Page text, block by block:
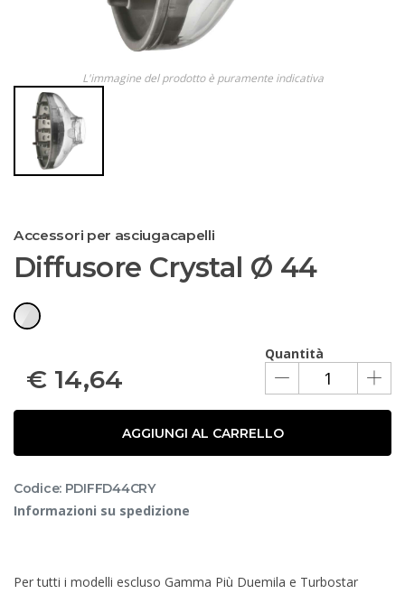
L'immagine del prodotto è puramente indicativa
Accessori per asciugacapelli
Diffusore Crystal Ø 44
Quantità
€ 14,64
AGGIUNGI AL CARRELLO
Codice: PDIFFD44CRY
Informazioni su spedizione
Per tutti i modelli escluso Gamma Più Duemila e Turbostar